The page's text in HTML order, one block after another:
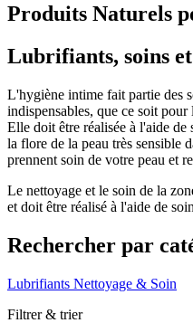
Produits Naturels
Lubrifiants, soins
L'hygiène intime fait partie des
indispensables, que ce soit
Elle doit être réalisée à l'aide
la flore de la peau très sensible
prennent soin de votre peau et
Le nettoyage et le soin de la
et doit être réalisé à l'aide de
Rechercher par
Lubrifiants Nettoyage & Soin
Filtrer & trier